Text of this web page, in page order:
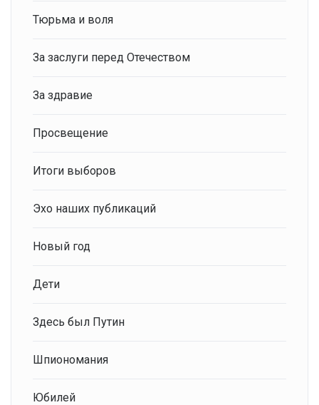
Тюрьма и воля
За заслуги перед Отечеством
За здравие
Просвещение
Итоги выборов
Эхо наших публикаций
Новый год
Дети
Здесь был Путин
Шпиономания
Юбилей